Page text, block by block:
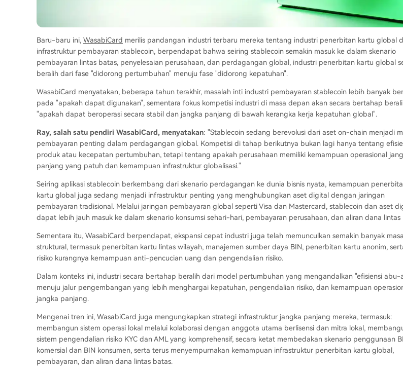
Baru-baru ini, WasabiCard merilis pandangan industri terbaru mereka tentang industri penerbitan kartu global
infrastruktur pembayaran stablecoin, berpendapat bahwa seiring stablecoin semakin masuk ke dalam skenario
pembayaran lintas batas, penyelesaian perusahaan, dan perdagangan global, industri penerbitan kartu global
beralih dari fase "didorong pertumbuhan" menuju fase "didorong kepatuhan".
WasabiCard menyatakan, beberapa tahun terakhir, masalah inti industri pembayaran stablecoin lebih banyak
pada "apakah dapat digunakan", sementara fokus kompetisi industri di masa depan akan secara bertahap
"apakah dapat beroperasi secara stabil dan jangka panjang di bawah kerangka kerja kepatuhan global".
Ray, salah satu pendiri WasabiCard, menyatakan: "Stablecoin sedang berevolusi dari aset on-chain menjadi
pembayaran penting dalam perdagangan global. Kompetisi di tahap berikutnya bukan lagi hanya tentang
produk atau kecepatan pertumbuhan, tetapi tentang apakah perusahaan memiliki kemampuan operasional
panjang yang patuh dan kemampuan infrastruktur globalisasi."
Seiring aplikasi stablecoin berkembang dari skenario perdagangan ke dunia bisnis nyata, kemampuan
kartu global juga sedang menjadi infrastruktur penting yang menghubungkan aset digital dengan jaringan
pembayaran tradisional. Melalui jaringan pembayaran global seperti Visa dan Mastercard, stablecoin dan aset
dapat lebih jauh masuk ke dalam skenario konsumsi sehari-hari, pembayaran perusahaan, dan aliran dana lintas
Sementara itu, WasabiCard berpendapat, ekspansi cepat industri juga telah memunculkan semakin banyak
struktural, termasuk penerbitan kartu lintas wilayah, manajemen sumber daya BIN, penerbitan kartu anonim,
risiko kurangnya kemampuan anti-pencucian uang dan pengendalian risiko.
Dalam konteks ini, industri secara bertahap beralih dari model pertumbuhan yang mengandalkan "efisiensi abu-
menuju jalur pengembangan yang lebih menghargai kepatuhan, pengendalian risiko, dan kemampuan
jangka panjang.
Mengenai tren ini, WasabiCard juga mengungkapkan strategi infrastruktur jangka panjang mereka, termasuk:
membangun sistem operasi lokal melalui kolaborasi dengan anggota utama berlisensi dan mitra lokal,
sistem pengendalian risiko KYC dan AML yang komprehensif, secara ketat membedakan skenario penggunaan
komersial dan BIN konsumen, serta terus menyempurnakan kemampuan infrastruktur penerbitan kartu global,
pembayaran, dan aliran dana lintas batas.